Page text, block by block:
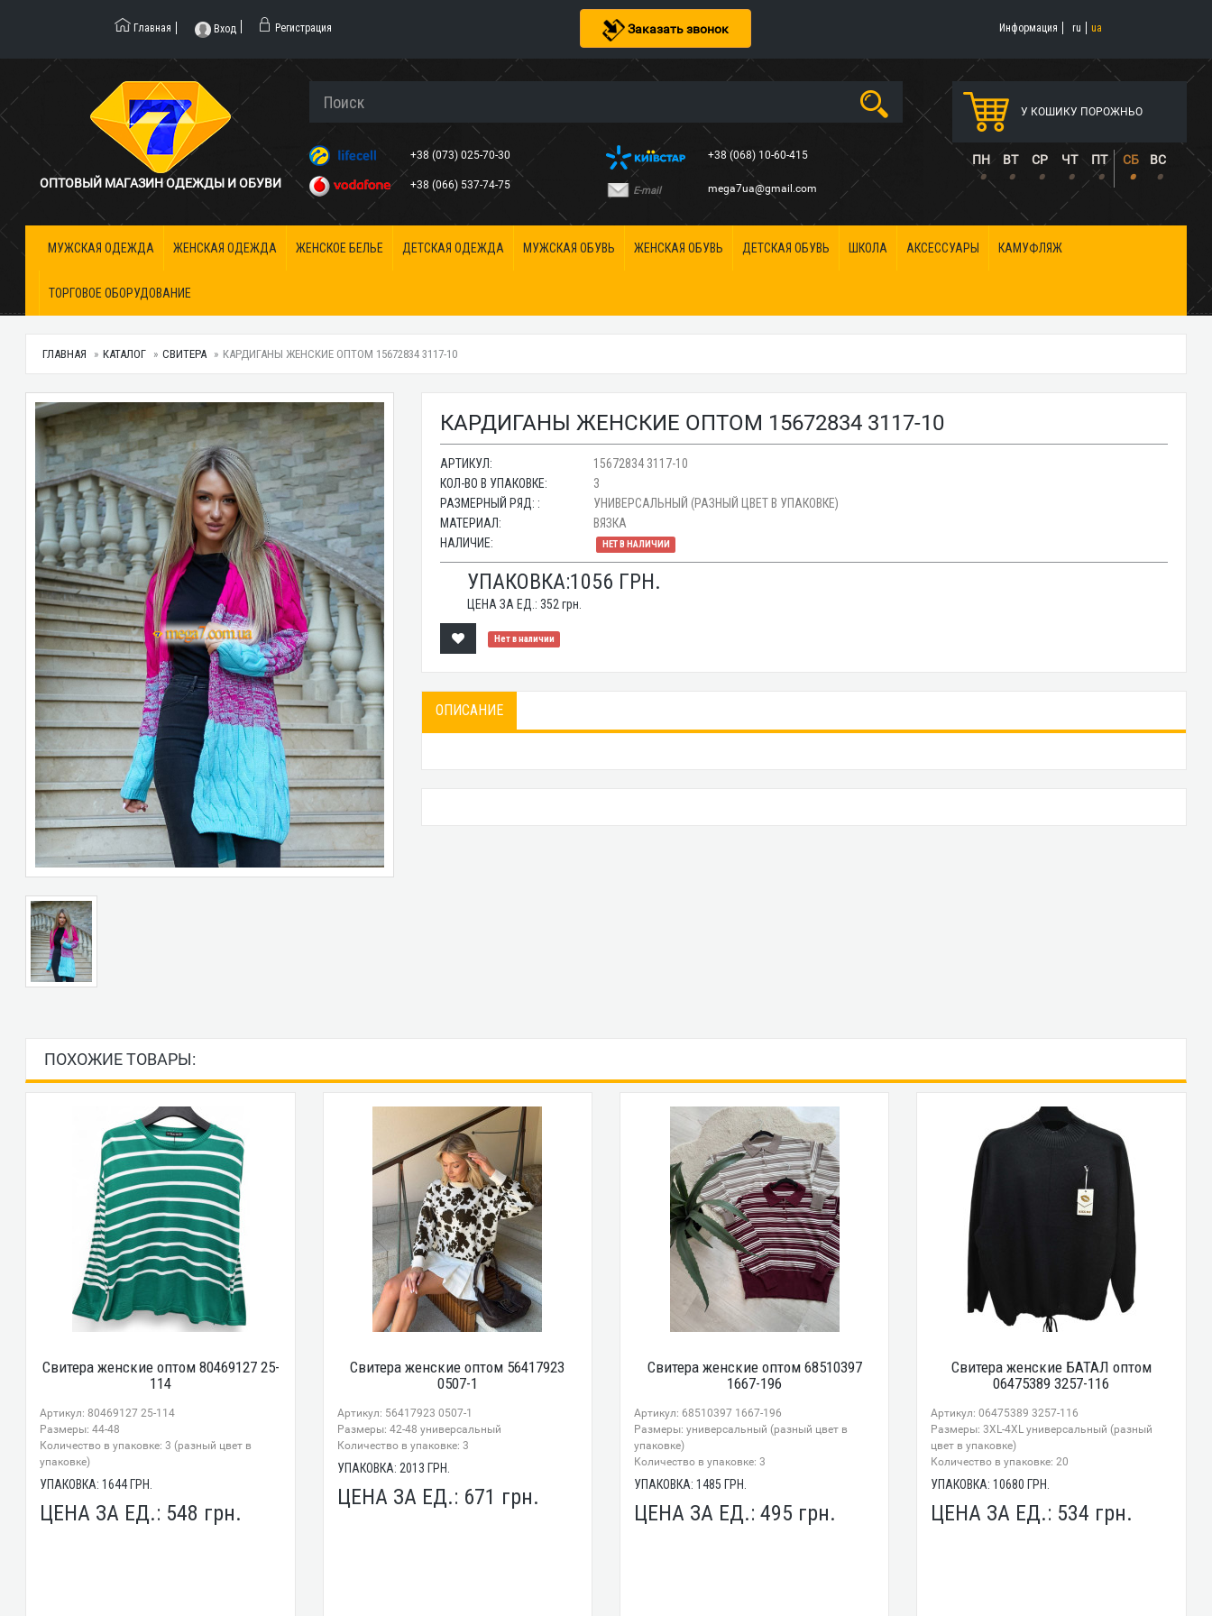
Заказать звонок
Главная Вход Регистрация Информация ru ua
ОПТОВЫЙ МАГАЗИН ОДЕЖДЫ И ОБУВИ
+38 (073) 025-70-30
+38 (066) 537-74-75
+38 (068) 10-60-415
E-mail mega7ua@gmail.com
У КОШИКУ ПОРОЖНЬО
ПН ВТ СР ЧТ ПТ СБ ВС
• • • • • • •
МУЖСКАЯ ОДЕЖДА ЖЕНСКАЯ ОДЕЖДА ЖЕНСКОЕ БЕЛЬЕ ДЕТСКАЯ ОДЕЖДА МУЖСКАЯ ОБУВЬ ЖЕНСКАЯ ОБУВЬ ДЕТСКАЯ ОБУВЬ ШКОЛА АКСЕССУАРЫ КАМУФЛЯЖ
ТОРГОВОЕ ОБОРУДОВАНИЕ
ГЛАВНАЯ КАТАЛОГ СВИТЕРА КАРДИГАНЫ ЖЕНСКИЕ ОПТОМ 15672834 3117-10
КАРДИГАНЫ ЖЕНСКИЕ ОПТОМ 15672834 3117-10
АРТИКУЛ:
15672834 3117-10
КОЛ-ВО В УПАКОВКЕ:
3
РАЗМЕРНЫЙ РЯД: :
УНИВЕРСАЛЬНЫЙ (РАЗНЫЙ ЦВЕТ В УПАКОВКЕ)
МАТЕРИАЛ:
ВЯЗКА
НАЛИЧИЕ:
НЕТ В НАЛИЧИИ
УПАКОВКА:1056 ГРН.
ЦЕНА ЗА ЕД.:352 грн.
Нет в наличии
ОПИСАНИЕ
ПОХОЖИЕ ТОВАРЫ:
Свитера женские оптом 80469127 25-
114
Артикул: 80469127 25-114
Размеры: 44-48
Количество в упаковке: 3 (разный цвет в
упаковке)
УПАКОВКА:1644 ГРН.
ЦЕНА ЗА ЕД.: 548 грн.
Свитера женские оптом 56417923
0507-1
Артикул: 56417923 0507-1
Размеры: 42-48 универсальный
Количество в упаковке: 3
УПАКОВКА: 2013 ГРН.
ЦЕНА ЗА ЕД.: 671 грн.
Свитера женские оптом 68510397
1667-196
Артикул: 68510397 1667-196
Размеры: универсальный (разный цвет в
упаковке)
Количество в упаковке: 3
УПАКОВКА: 1485 ГРН.
ЦЕНА ЗА ЕД.: 495 грн.
Свитера женские БАТАЛ оптом
06475389 3257-116
Артикул: 06475389 3257-116
Размеры: 3XL-4XL универсальный (разный
цвет в упаковке)
Количество в упаковке: 20
УПАКОВКА:10680 ГРН.
ЦЕНА ЗА ЕД.: 534 грн.